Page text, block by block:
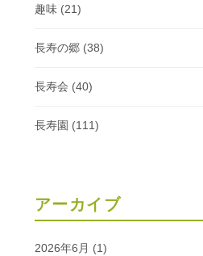
趣味(21)
長寿の郷(38)
長寿会 (40)
長寿園 (111)
アーカイブ
2026年6月 (1)